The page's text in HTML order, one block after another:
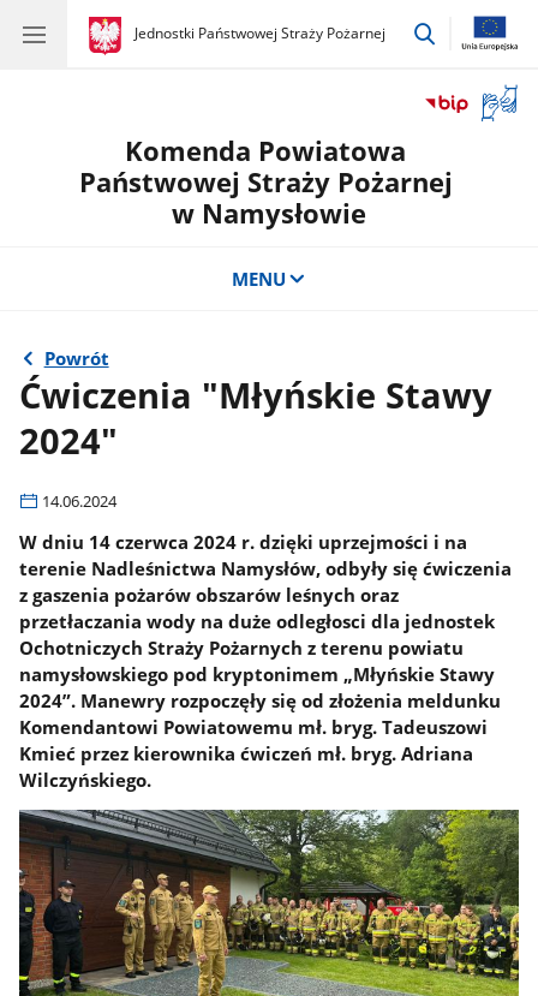
gov.pl
Jednostki Państwowej Straży Pożarnej
gov.pl
Jednostki
przejdź
okno
Komenda Powiatowa
Państwowej Straży Pożarnej
w Namysłowie
MENU
Powrót
Ćwiczenia "Młyńskie Stawy
2024"
14.06.2024
W dniu 14 czerwca 2024 r. dzięki uprzejmości i na
terenie Nadleśnictwa Namysłów, odbyły się ćwiczenia
z gaszenia pożarów obszarów leśnych oraz
przetłaczania wody na duże odległosci dla jednostek
Ochotniczych Straży Pożarnych z terenu powiatu
namysłowskiego pod kryptonimem „Młyńskie Stawy
2024”. Manewry rozpoczęły się od złożenia meldunku
Komendantowi Powiatowemu mł. bryg. Tadeuszowi
Kmieć przez kierownika ćwiczeń mł. bryg. Adriana
Wilczyńskiego.